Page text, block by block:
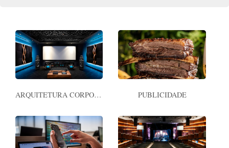
ARQUITETURA CORPORATIVA PUBLICIDADE